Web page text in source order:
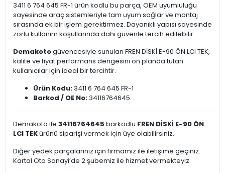
3411 6 764 645 FR-1 ürün kodlu bu parça, OEM uyumluluğu
sayesinde araç sistemleriyle tam uyum sağlar ve montaj
sırasında ek bir işlem gerektirmez. Dayanıklı yapısı sayesinde
zorlu kullanım koşullarında dahi güvenle tercih edilebilir.
Demakotogüvencesiyle sunulan FREN DİSKİ E-90 ÖN LCI TEK,
kalite ve fiyat performans dengesini ön planda tutan
kullanıcılar için ideal bir tercihtir.
Ürün Kodu:3411 6 764 645 FR-1
Barkod / OE No:34116764645
Demakoto ile 34116764645 barkodlu FREN DİSKİ E-90 ÖN
LCI TEKürünü siparişi vermek için üye olabilirsiniz.
Diğer yedek parçalarınız için firmamız ile iletişime geçiniz.
Kartal Oto Sanayi’de 2 şubemiz ile hizmet vermekteyiz.